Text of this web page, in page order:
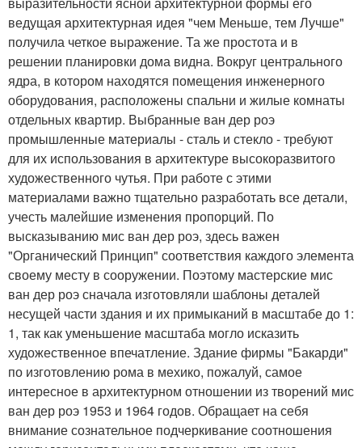
ведущая архитектурная идея "чем Меньше, тем Лучше"
получила четкое выражение. Та же простота и в
решении планировки дома видна. Вокруг центрального
ядра, в котором находятся помещения инженерного
оборудования, расположены спальни и жилые комнаты
отдельных квартир. Выбранные ван дер роэ
промышленные материалы - сталь и стекло - требуют
для их использования в архитектуре высокоразвитого
художественного чутья. При работе с этими
материалами важно тщательно разработать все детали,
учесть малейшие изменения пропорций. По
высказыванию мис ван дер роэ, здесь важен
"Органический Принцип" соответствия каждого элемента
своему месту в сооружении. Поэтому мастерские мис
ван дер роэ сначала изготовляли шаблоны деталей
несущей части здания и их примыканий в масштабе до 1:
1, так как уменьшение масштаба могло исказить
художественное впечатление. Здание фирмы "Бакарди"
по изготовлению рома в мехико, пожалуй, самое
интересное в архитектурном отношении из творений мис
ван дер роэ 1953 и 1964 годов. Обращает на себя
внимание сознательное подчеркивание соотношения